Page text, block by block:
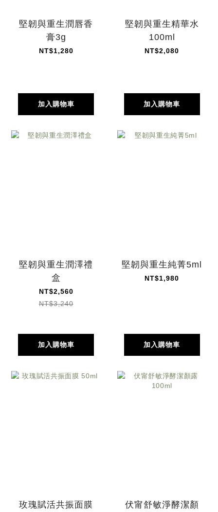
堅韌與重生潤唇香
膏3g
NT$1,280
加入購物車
堅韌與重生精華水
100ml
NT$2,080
加入購物車
堅韌與重生潤澤禮
盒
NT$2,560
NT$3,240
加入購物車
堅韌與重生純菁5ml
NT$1,980
加入購物車
玫瑰賦活共振面膜
伏甯舒敏淨酵潔顏